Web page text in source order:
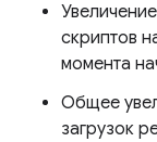
скриптов
момента
Общее
загрузок